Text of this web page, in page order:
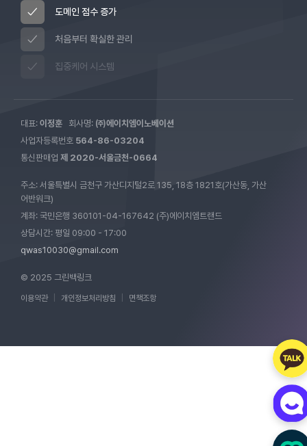
도메인 점수 증가
처음부터 확실한 관리
집중케어 시스템
대표: 이정훈 회사명: ㈜에이치엠이노베이션
사업자등록번호 564-86-03204
통신판매업 제 2020-서울금천-0664
주소: 서울특별시 금천구 가산디지털2로 135, 18층 1821호(가산동, 가산
어반워크)
계좌: 국민은행 360101-04-167642 (주)에이치엠트랜드
상담시간: 평일 09:00 - 17:00
qwas10030@gmail.com
© 2025 그린백링크
이용약관 개인정보처리방침 면책조항